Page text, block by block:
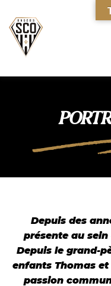
Depuis des
présente au
Depuis le grand-
enfants Thomas
passion